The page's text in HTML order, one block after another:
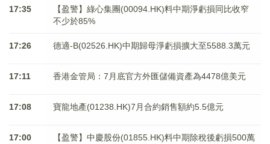
17:35
【盈警】綠心集團(00094.HK)料中期淨虧損同比收窄
不少於85%
17:26 德適-B(02526.HK)中期歸母淨虧損擴大至5588.3萬元
17:11 香港金管局：7月底官方外匯儲備資產為4478億美元
17:08 寶龍地產(01238.HK)7月合約銷售額約5.5億元
17:00
【盈警】中慶股份(01855.HK)料中期除稅後虧損500萬